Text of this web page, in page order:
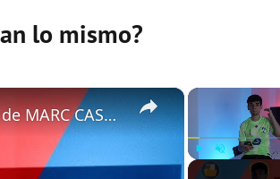
lo mismo?
Play
×
FLICK IMPONE su LEY | DECLARACIONES de MARC CASADÓ | El DELANTERO de MODA | ...